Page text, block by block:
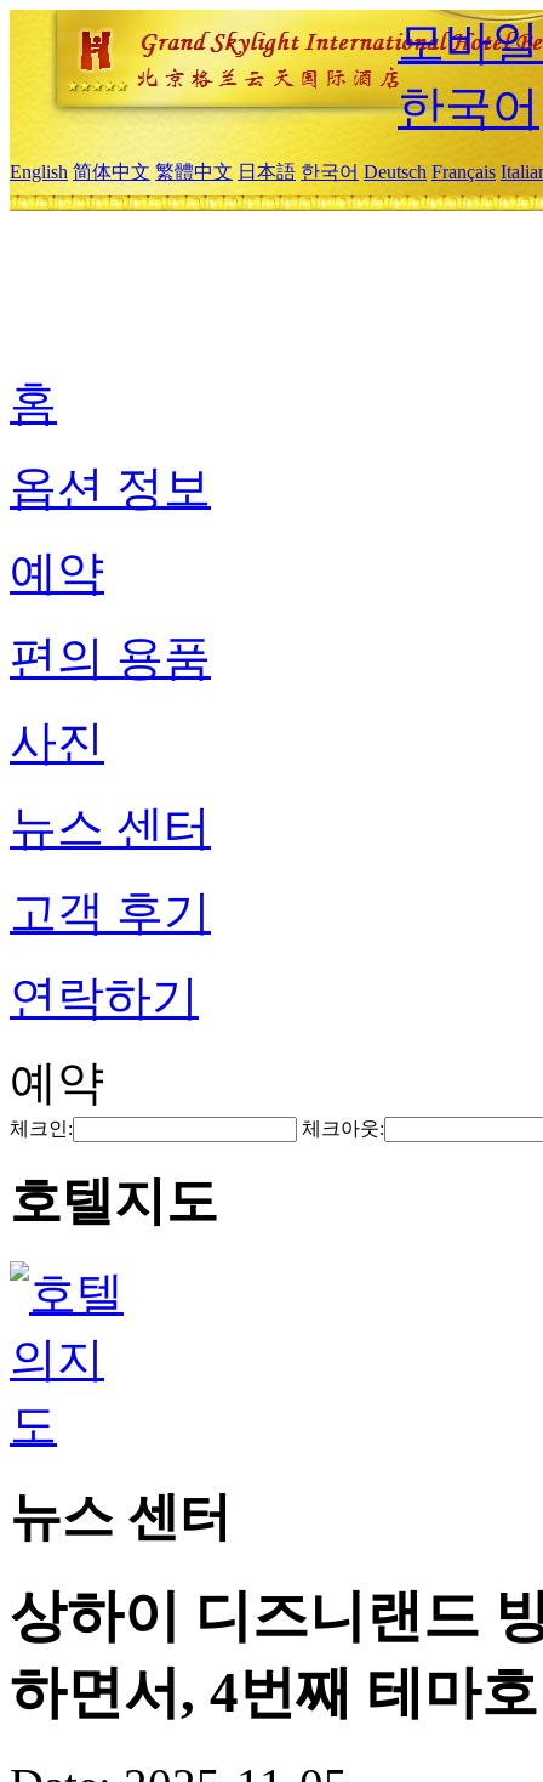
모바
한국어
English 简体中文 繁體中文 日本語 한국어 Deutsch Français
홈
옵션 정보
예약
편의 용품
사진
뉴스 센터
고객 후기
연락하기
예약
체크인: 체크아웃:
호텔지도
뉴스 센터
상하이 디즈니랜드
하면서, 4번째 테마